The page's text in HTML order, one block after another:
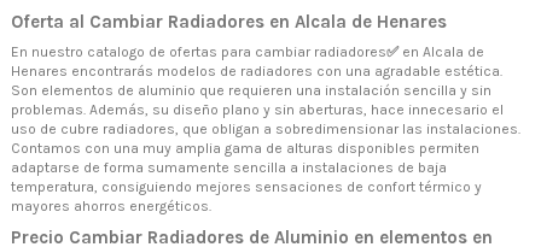
Oferta al Cambiar Radiadores en Alcala de Henares
En nuestro catalogo de ofertas para cambiar radiadores✅en Alcala de
Henares encontrarás modelos de radiadores con una agradable estética.
Son elementos de aluminio que requieren una instalación sencilla y sin
problemas. Además, su diseño plano y sin aberturas, hace innecesario el
uso de cubre radiadores, que obligan a sobredimensionar las instalaciones.
Contamos con una muy amplia gama de alturas disponibles permiten
adaptarse de forma sumamente sencilla a instalaciones de baja
temperatura, consiguiendo mejores sensaciones de confort térmico y
mayores ahorros energéticos.
Precio Cambiar Radiadores de Aluminio en elementos en